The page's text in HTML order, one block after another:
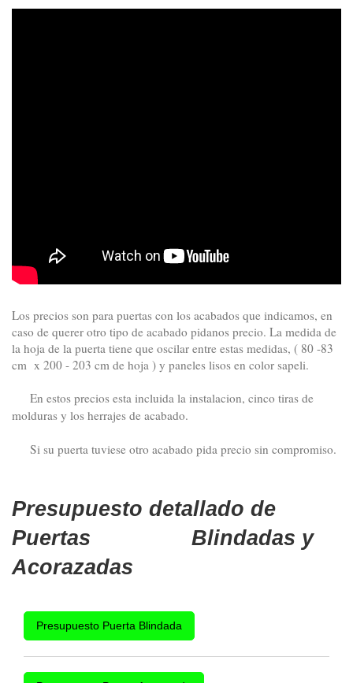
Los precios son para puertas con los acabados que indicamos, en
caso de querer otro tipo de acabado pidanos precio. La medida de
la hoja de la puerta tiene que oscilar entre estas medidas, ( 80 -83
cm x 200 - 203 cm de hoja ) y paneles lisos en color sapeli.
En estos precios esta incluida la instalacion, cinco tiras de
molduras y los herrajes de acabado.
Si su puerta tuviese otro acabado pida precio sin compromiso.
Presupuesto detallado de
Puertas Blindadas y
Acorazadas
Presupuesto Puerta Blindada